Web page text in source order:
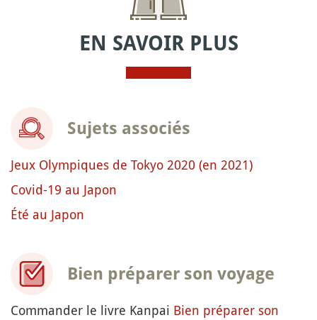
EN SAVOIR PLUS
Sujets associés
Jeux Olympiques de Tokyo 2020 (en 2021)
Covid-19 au Japon
Été au Japon
Bien préparer son voyage
Commander le livre Kanpai Bien préparer son